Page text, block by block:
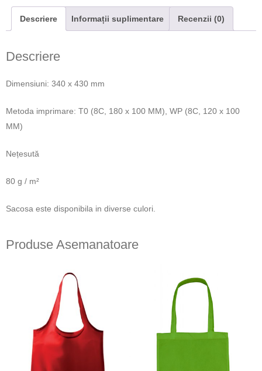
Descriere Informații suplimentare Recenzii (0)
Descriere
Dimensiuni: 340 x 430 mm
Metoda imprimare: T0 (8C, 180 x 100 MM), WP (8C, 120 x 100
MM)
Nețesută
80 g / m²
Sacosa este disponibila in diverse culori.
Produse Asemanatoare